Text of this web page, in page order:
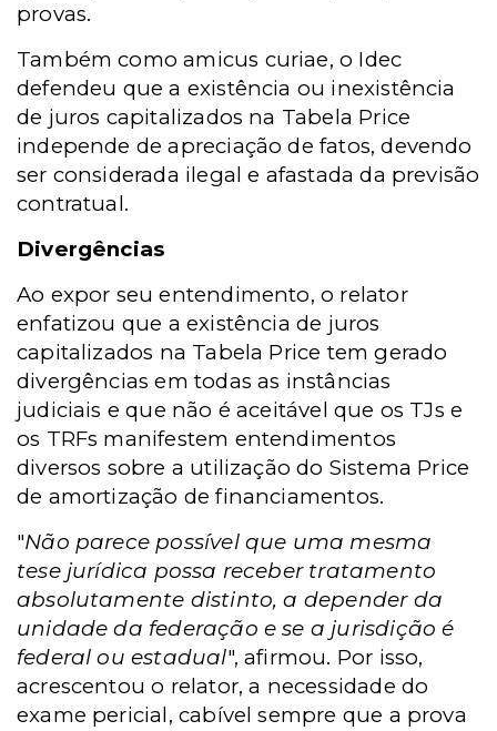
provas.
Também como amicus curiae, o Idec
defendeu que a existência ou inexistência
de juros capitalizados na Tabela Price
independe de apreciação de fatos, devendo
ser considerada ilegal e afastada da previsão
contratual.
Divergências
Ao expor seu entendimento, o relator
enfatizou que a existência de juros
capitalizados na Tabela Price tem gerado
divergências em todas as instâncias
judiciais e que não é aceitável que os TJs e
os TRFs manifestem entendimentos
diversos sobre a utilização do Sistema Price
de amortização de financiamentos.
"Não parece possível que uma mesma
tese jurídica possa receber tratamento
absolutamente distinto, a depender da
unidade da federação e se a jurisdição é
federal ou estadual", afirmou. Por isso,
acrescentou o relator, a necessidade do
exame pericial, cabível sempre que a prova